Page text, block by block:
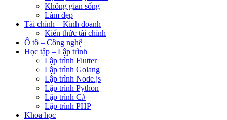
Không gian sống
Làm đẹp
Tài chính – Kinh doanh
Kiến thức tài chính
Ô tô – Công nghệ
Học tập – Lập trình
Lập trình Flutter
Lập trình Golang
Lập trình Node.js
Lập trình Python
Lập trình C#
Lập trình PHP
Khoa học